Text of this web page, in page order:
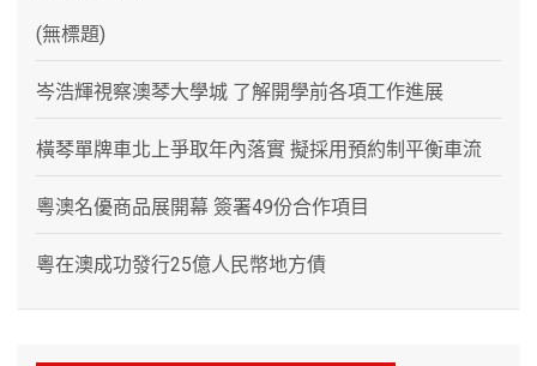
(無標題)
岑浩輝視察澳琴大學城 了解開學前各項工作進展
橫琴單牌車北上爭取年內落實 擬採用預約制平衡車流
粵澳名優商品展開幕 簽署49份合作項目
粵在澳成功發行25億人民幣地方債